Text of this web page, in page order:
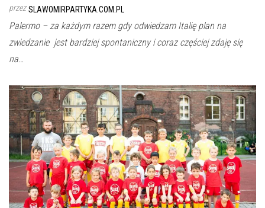
przez SLAWOMIRPARTYKA.COM.PL
Palermo – za każdym razem gdy odwiedzam Italię plan na
zwiedzanie jest bardziej spontaniczny i coraz częściej zdaję się
na…